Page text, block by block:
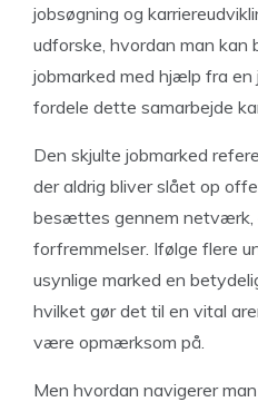
jobsøgning og
udforske, hvordan man kan
jobmarked med hjælp fra en
fordele dette samarbejde
Den skjulte jobmarked
der aldrig bliver slået op
besættes gennem netværk,
forfremmelser. Ifølge flere
usynlige marked en
hvilket gør det til en vital
være opmærksom på.
Men hvordan navigerer